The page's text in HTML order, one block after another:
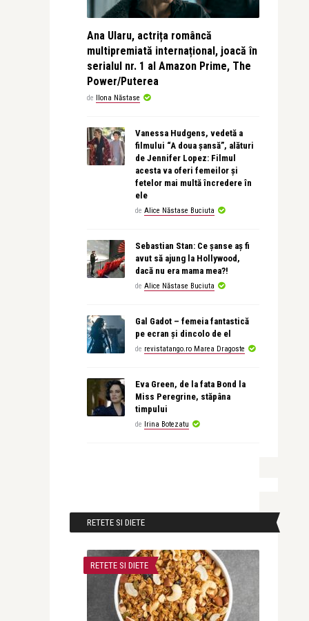
Ana Ularu, actrița româncă
multipremiată internațional, joacă în
serialul nr. 1 al Amazon Prime, The
Power/Puterea
de Ilona Năstase
Vanessa Hudgens, vedetă a
filmului “A doua șansă”, alături
de Jennifer Lopez: Filmul
acesta va oferi femeilor și
fetelor mai multă încredere în
ele
de Alice Năstase Buciuta
Sebastian Stan: Ce șanse aș fi
avut să ajung la Hollywood,
dacă nu era mama mea?!
de Alice Năstase Buciuta
Gal Gadot – femeia fantastică
pe ecran și dincolo de el
de revistatango.ro Marea Dragoste
Eva Green, de la fata Bond la
Miss Peregrine, stăpâna
timpului
de Irina Botezatu
RETETE SI DIETE
RETETE SI DIETE